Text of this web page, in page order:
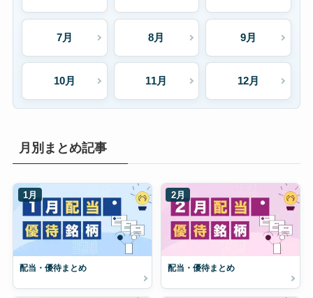
7月 8月 9月
10月 11月 12月
月別まとめ記事
1月
配当・優待まとめ
2月
配当・優待まとめ